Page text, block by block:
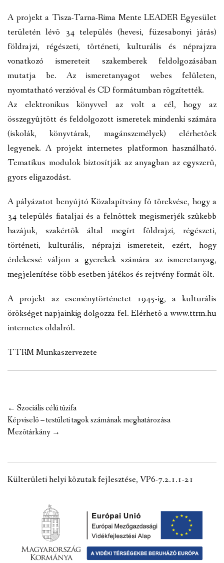
NEMZETISÉGI ÖNKORMÁNYZAT
TÁRSULÁS
PÁLYÁZATOK
HIRDETMÉNYEK
ÓVODA ÉS MINI BÖLCSŐDE
A projekt a Tisza-Tarna-Rima Mente LEADER Egyesület
területén lévõ 34 település (hevesi, füzesabonyi járás)
földrajzi, régészeti, történeti, kulturális és néprajzra
vonatkozó ismereteit szakemberek feldolgozásában
mutatja be. Az ismeretanyagot webes felületen,
nyomtatható verzióval és CD formátumban rögzítették.
Az elektronikus könyvvel az volt a cél, hogy az
összegyûjtött és feldolgozott ismeretek mindenki számára
(iskolák, könyvtárak, magánszemélyek) elérhetõek
legyenek. A projekt internetes platformon használható.
Tematikus modulok biztosítják az anyagban az egyszerû,
gyors eligazodást.
A pályázatot benyújtó Közalapítvány fõ törekvése, hogy a
34 település fiataljai és a felnõttek megismerjék szûkebb
hazájuk, szakértõk által megírt földrajzi, régészeti,
történeti, kulturális, néprajzi ismereteit, ezért, hogy
érdekessé váljon a gyerekek számára az ismeretanyag,
megjelenítése több esetben játékos és rejtvény-formát ölt.
A projekt az eseménytörténetet 1945-ig, a kulturális
örökséget napjainkig dolgozza fel. Elérhetõ a www.ttrm.hu
internetes oldalról.
TTRM Munkaszervezete
Post
navigation
← Szociális célú tûzifa
Képviselõ – testületi tagok számának meghatározása
Mezõtárkány →
Külterületi helyi közutak fejlesztése, VP6-7.2.1.1-21